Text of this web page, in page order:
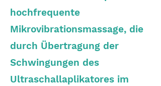
hochfrequente
Mikrovibrationsmassage, die
durch Übertragung der
Schwingungen des
Ultraschallaplikatores im